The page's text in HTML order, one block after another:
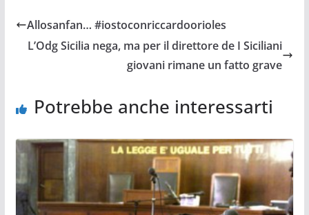
Allosanfan… #iostoconriccardoorioles
L’Odg Sicilia nega, ma per il direttore de I Siciliani
giovani rimane un fatto grave
Potrebbe anche interessarti